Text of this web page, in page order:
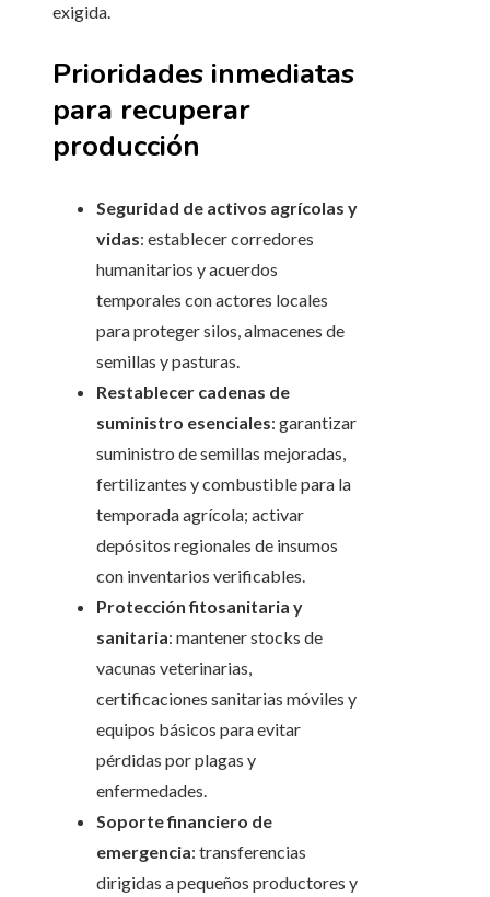
exigida.
Prioridades inmediatas
para recuperar
producción
Seguridad de activos agrícolas y
vidas: establecer corredores
humanitarios y acuerdos
temporales con actores locales
para proteger silos, almacenes de
semillas y pasturas.
Restablecer cadenas de
suministro esenciales: garantizar
suministro de semillas mejoradas,
fertilizantes y combustible para la
temporada agrícola; activar
depósitos regionales de insumos
con inventarios verificables.
Protección fitosanitaria y
sanitaria: mantener stocks de
vacunas veterinarias,
certificaciones sanitarias móviles y
equipos básicos para evitar
pérdidas por plagas y
enfermedades.
Soporte financiero de
emergencia: transferencias
dirigidas a pequeños productores y